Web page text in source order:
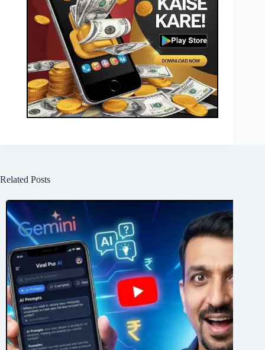
Related Posts